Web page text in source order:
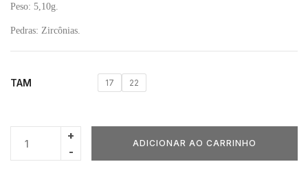
Peso: 5,10g.
Pedras: Zircônias.
TAM 17 22
ADICIONAR AO CARRINHO